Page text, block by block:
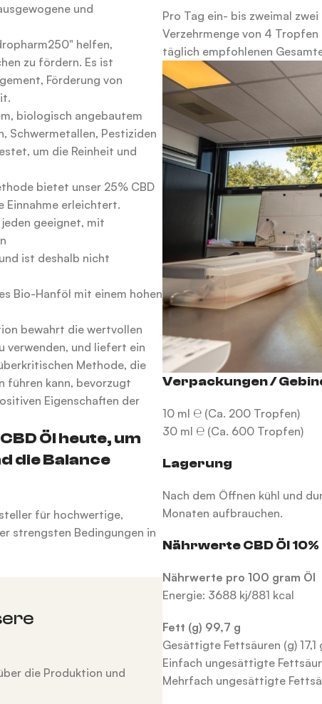
und
helfen,
zu fördern. Es ist
Förderung von
biologisch angebautem
Schwermetallen, Pestiziden
um die Reinheit und
bietet unser 25% CBD
Einnahme erleichtert.
geeignet, mit
ist deshalb nicht
Bio-Hanföl mit einem hohen
bewahrt die wertvollen
verwenden, und liefert ein
Methode, die
führen kann, bevorzugt
Eigenschaften der
Öl heute, um
die Balance
für hochwertige,
strengsten Bedingungen in
die Produktion und
Pro Tag ein- bis zweimal
Verzehrmenge von 4
täglich empfohlenen
Verpackungen /
10 ml ℮ (Ca. 200 Tropfen)
30 ml ℮ (Ca. 600 Tropfen)
Lagerung
Nach dem Öffnen kühl und
Monaten aufbrauchen.
Nährwerte CBD Öl 10%
Nährwerte pro 100 gram Öl
Energie: 3688 kj/881 kcal
Fett (g) 99,7 g
Gesättigte Fettsäuren (g) 17,1
Einfach ungesättigte
Mehrfach ungesättigte